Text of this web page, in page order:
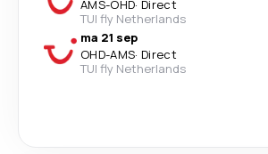
AMS-OHD· Direct
TUI fly Netherlands
ma 21 sep
OHD-AMS· Direct
TUI fly Netherlands